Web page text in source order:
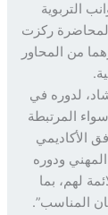
ركزت
المحاور
في
ودوره
بما